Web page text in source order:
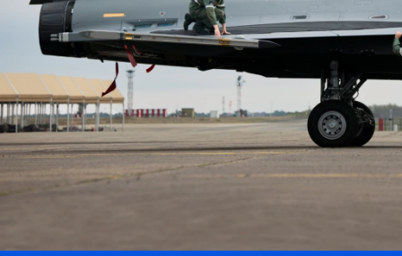
Explorez nos
domaines